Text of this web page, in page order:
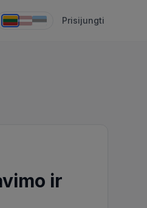
Prisijungti
ir